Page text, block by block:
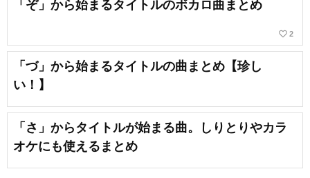
「ぞ」から始まるタイトルのボカロ曲まとめ
favorite_border 2
「づ」から始まるタイトルの曲まとめ【珍し
い！】
「さ」からタイトルが始まる曲。しりとりやカラ
オケにも使えるまとめ